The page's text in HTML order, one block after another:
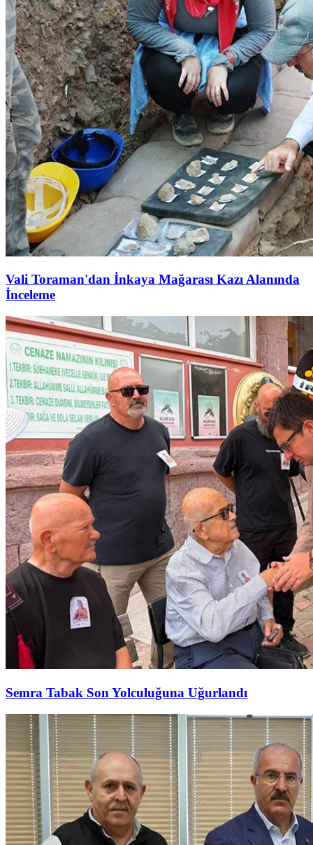
Vali Toraman'dan İnkaya Mağarası Kazı Alanında
İnceleme
Semra Tabak Son Yolculuğuna Uğurlandı